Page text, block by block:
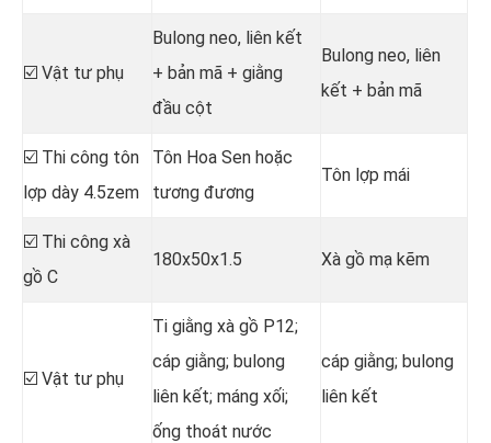
☑️ Vật tư phụ
Bulong neo, liên kết
+ bản mã + giằng
đầu cột
Bulong neo, liên
kết + bản mã
☑️ Thi công tôn
lợp dày 4.5zem
Tôn Hoa Sen hoặc
tương đương
Tôn lợp mái
☑️ Thi công xà
gồ C
180x50x1.5 Xà gồ mạ kẽm
☑️ Vật tư phụ
Ti giằng xà gồ P12;
cáp giằng; bulong
liên kết; máng xối;
ống thoát nước
cáp giằng; bulong
liên kết